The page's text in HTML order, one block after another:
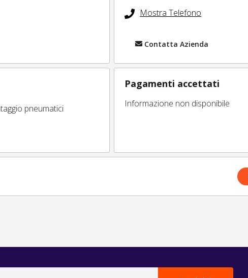
Mostra Telefono
Contatta Azienda
pneumatici
Pagamenti accettati
Informazione non disponibile